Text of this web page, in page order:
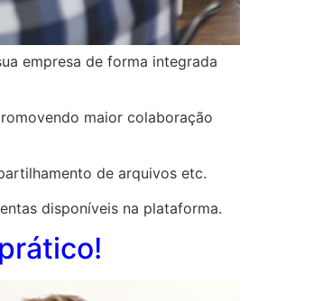
empresa de forma integrada
maior colaboração
de arquivos etc.
disponíveis na plataforma.